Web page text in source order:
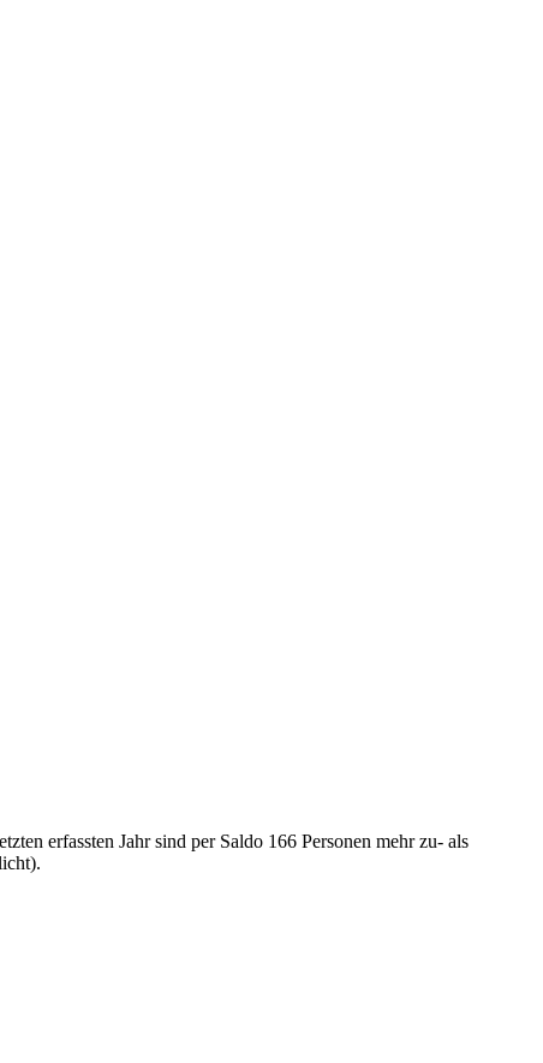
erfassten Jahr sind per Saldo 166 Personen mehr zu- als